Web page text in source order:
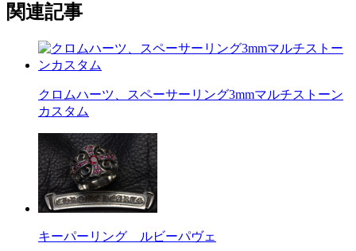
関連記事
クロムハーツ、スペーサーリング3mmマルチストーン
カスタム
キーパーリング ルビーパヴェ